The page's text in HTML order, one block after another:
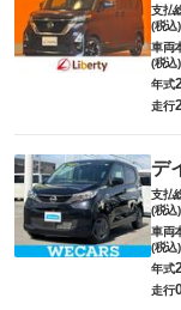
支払
(税込
車両
(税込)
年式
走行
デ
支払
(税込
車両
(税込)
年式
走行